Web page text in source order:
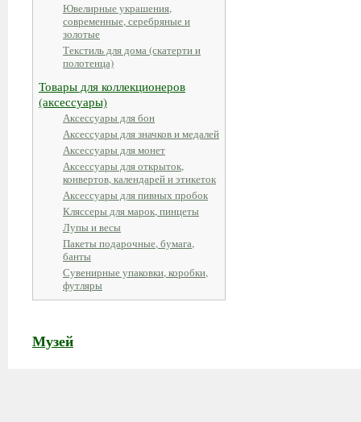
Ювелирные украшения,
современные, серебряные и
золотые
Текстиль для дома (скатерти и
полотенца)
Товары для коллекционеров
(аксессуары)
Аксессуары для бон
Аксессуары для значков и медалей
Аксессуары для монет
Аксессуары для открыток,
конвертов, календарей и этикеток
Аксессуары для пивных пробок
Кляссеры для марок, пинцеты
Лупы и весы
Пакеты подарочные, бумага,
банты
Сувенирные упаковки, коробки,
футляры
Музей